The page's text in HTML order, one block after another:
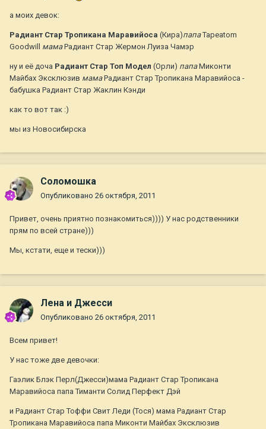
а моих девок:
Радиант Стар Тропикана Маравийоса (Кира)папаTapeatom
Goodwill мамаРадиант Стар Жермон Луиза Чамэр
ну и её доча Радиант Стар Топ Модел (Орли) папаМиконти
Майбах Эксклюзив мамаРадиант Стар Тропикана Маравийоса -
бабушка Радиант Стар Жаклин Кэнди
как то вот так :)
мы из Новосибирска
Соломошка
Опубликовано 26 октября, 2011
Привет, очень приятно познакомиться)))) У нас родственники
прям по всей стране)))
Мы, кстати, еще и тески)))
Лена и Джесси
Опубликовано 26 октября, 2011
Всем привет!
У нас тоже две девочки:
Гаэлик Блэк Перл(Джесси)мама Радиант Стар Тропикана
Маравийоса папа Тиманти Солид Перфект Дэй
и Радиант Стар Тоффи Свит Леди (Тося) мама Радиант Стар
Тропикана Маравийоса папа Миконти Майбах Эксклюзив